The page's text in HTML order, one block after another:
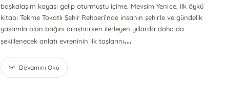
başkalaşım kayası gelip oturmuştu içime. Mevsim Yenice, ilk öykü
kitabı Tekme Tokatlı Şehir Rehberi’nde insanın şehirle ve gündelik
yaşamla olan bağını araştırırken ilerleyen yıllarda daha da
şekillenecek anlatı evreninin ilk taşlarını...
Devamını Oku